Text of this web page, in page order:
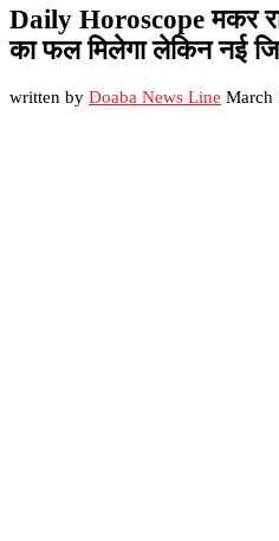
Daily Horoscope मकर
का फल मिलेगा लेकिन नई
written by Doaba News Line March